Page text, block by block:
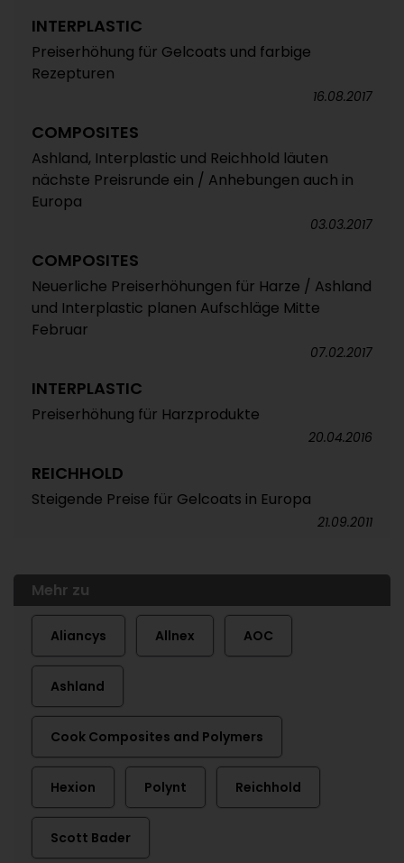
INTERPLASTIC
Preiserhöhung für Gelcoats und farbige
Rezepturen
16.08.2017
COMPOSITES
Ashland, Interplastic und Reichhold läuten
nächste Preisrunde ein / Anhebungen auch in
Europa
03.03.2017
COMPOSITES
Neuerliche Preiserhöhungen für Harze / Ashland
und Interplastic planen Aufschläge Mitte
Februar
07.02.2017
INTERPLASTIC
Preiserhöhung für Harzprodukte
20.04.2016
REICHHOLD
Steigende Preise für Gelcoats in Europa
21.09.2011
Mehr zu
Aliancys Allnex AOC
Ashland
Cook Composites and Polymers
Hexion Polynt Reichhold
Scott Bader